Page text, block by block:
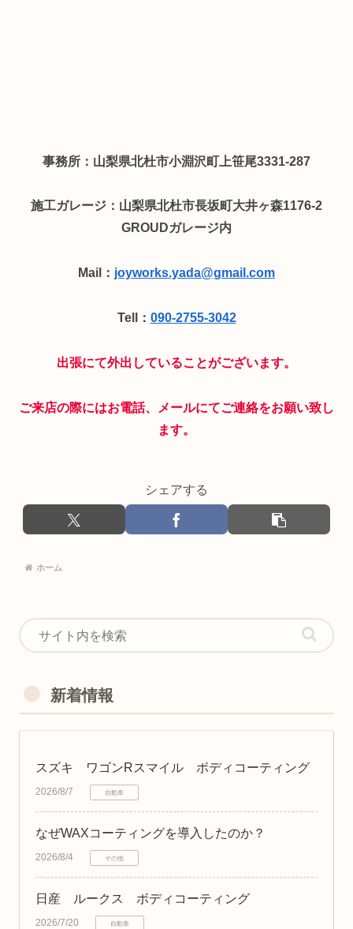
事務所：山梨県北杜市小淵沢町上笹尾3331-287
施工ガレージ：山梨県北杜市長坂町大井ヶ森1176-2
GROUDガレージ内
Mail： joyworks.yada@gmail.com
Tell： 090-2755-3042
出張にて外出していることがございます。
ご来店の際にはお電話、メールにてご連絡をお願い致し
ます。
シェアする
ホーム
新着情報
スズキ ワゴンRスマイル ボディコーティング
2026/8/7 自動車
なぜWAXコーティングを導入したのか？
2026/8/4 その他
日産 ルークス ボディコーティング
2026/7/20 自動車